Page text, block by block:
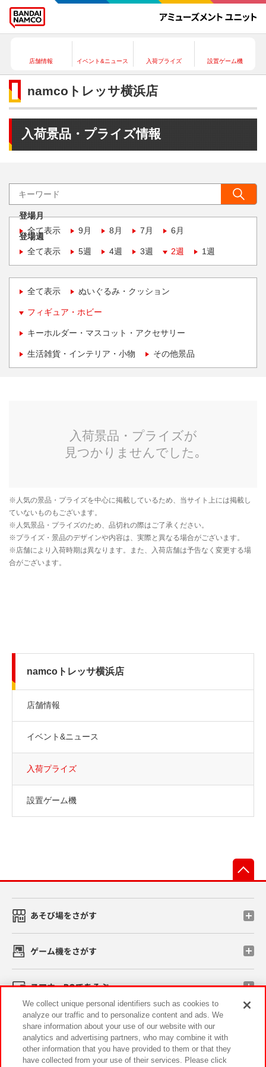
店舗情報 イベント&ニュース 入荷プライズ 設置ゲーム機
namcoトレッサ横浜店
入荷景品・プライズ情報
登場月
全て表示
9月 8月 7月 6月
登場週
全て表示
5週 4週 3週 2週 1週
全て表示 ぬいぐるみ・クッション
フィギュア・ホビー
キーホルダー・マスコット・アクセサリー
生活雑貨・インテリア・小物 その他景品
namcoトレッサ横浜店
店舗情報
イベント&ニュース
入荷プライズ
設置ゲーム機
あそび場をさがす
ゲーム機をさがす
スマホ・PCであそぶ
イベント・キャンペーン
We collect unique personal identifiers such as cookies to
analyze our traffic and to personalize content and ads. We
share information about your use of our website with our
analytics and advertising partners, who may combine it with
other information that you have provided to them or that they
have collected from your use of their services. Please click